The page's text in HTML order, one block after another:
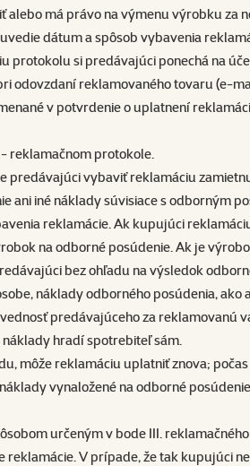
má právo na výmenu výrobku za
dátum a spôsob vybavenia
si predávajúci ponechá na
reklamovaného tovaru (e-
v potvrdenie o uplatnení
reklamačnom protokole.
predávajúci vybaviť reklamáciu
iné náklady súvisiace s odborným
reklamácie. Ak kupujúci
na odborné posúdenie. Ak je
bez ohľadu na výsledok
náklady odborného posúdenia,
predávajúceho za reklamovanú
hradí spotrebiteľ sám.
môže reklamáciu uplatniť znova;
vynaložené na odborné
určeným v bode III.
V prípade, že tak kupujúci